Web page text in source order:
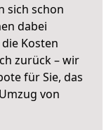
sich schon
dabei
Kosten
zurück – wir
für Sie, das
von